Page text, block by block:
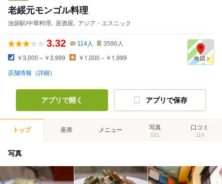
老綏元モンゴル料理
池袋駅/中華料理､ 居酒屋､ アジア・エスニック
3.32 114人 3590人
￥3,000～￥3,999 ￥1,000～￥1,999
店舗情報（詳細）
アプリで開く アプリで保存
トップ 座席 メニュー 写真
581
口コミ
114
写真